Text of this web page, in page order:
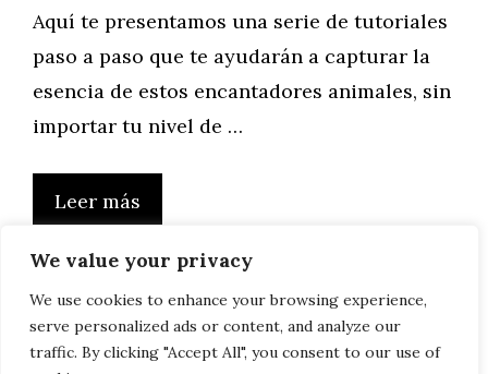
We value your privacy
We use cookies to enhance your browsing experience,
serve personalized ads or content, and analyze our
traffic. By clicking "Accept All", you consent to our use of
Aquí te presentamos una serie de tutoriales
paso a paso que te ayudarán a capturar la
esencia de estos encantadores animales, sin
importar tu nivel de …
Leer más
←Anterior Página
1 Página
2 Página
3 … Página
6 Siguiente→